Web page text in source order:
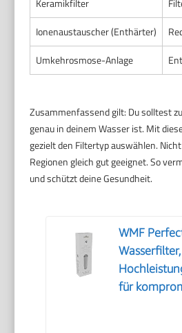
Keramikfilter
Ionenaustauscher (Enthärter)
Umkehrosmose-Anlage
Zusammenfassend gilt: Du solltest
genau in deinem Wasser ist. Mit
gezielt den Filtertyp auswählen.
Regionen gleich gut geeignet. So
und schützt deine Gesundheit.
WMF
Wasserfilter,
für